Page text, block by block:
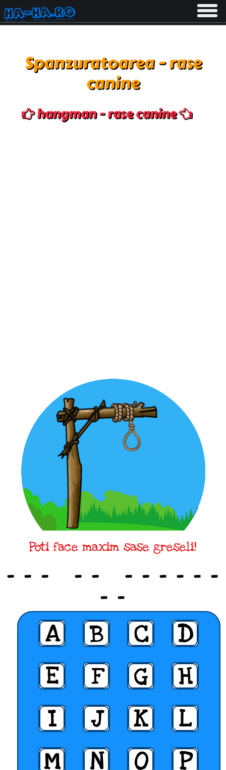
Toggle
Spanzuratoarea - rase
canine
hangman - rase canine
Poti face maxim sase greseli!
_ _ _ _ _ _ _ _ _ _ _
_ _
A B C
D
E
F G
H
I
J K
L
M
N O
P